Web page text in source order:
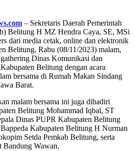
– Sekretaris Daerah Pemerintah
Belitung H MZ Hendra Caya, SE, MSi
dari media cetak, online dan elektronik
Belitung, Rabu (08/11/2023) malam,
Dinas Komunikasi dan
Belitung dengan acara
bersama di Rumah Makan Sindang
Barat.
malam bersama ini juga dihadiri
Belitung Mohammad Iqbal, ST
Dinas PUPR Kabupaten Belitung
Kabupaten Belitung H Nurman
Setda Pemkab Belitung, serta
Bandung Wawan.